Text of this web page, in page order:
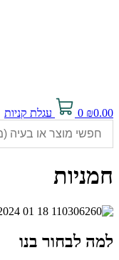
₪0.00
0 עגלת קניות
חמניות
למה לבחור בנו